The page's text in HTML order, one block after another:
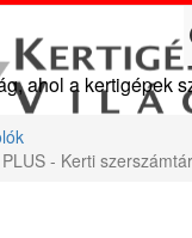
ahol a kertigépek
- Kerti